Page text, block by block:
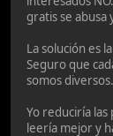
gratis se abusa
La solución es
Seguro que
somos
Yo reduciría las
leería mejor y